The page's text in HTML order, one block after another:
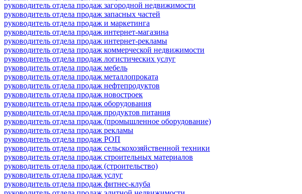
руководитель отдела продаж загородной недвижимости
руководитель отдела продаж запасных частей
руководитель отдела продаж и маркетинга
руководитель отдела продаж интернет-магазина
руководитель отдела продаж интернет-рекламы
руководитель отдела продаж коммерческой недвижимости
руководитель отдела продаж логистических услуг
руководитель отдела продаж мебель
руководитель отдела продаж металлопроката
руководитель отдела продаж нефтепродуктов
руководитель отдела продаж новостроек
руководитель отдела продаж оборудования
руководитель отдела продаж продуктов питания
руководитель отдела продаж (промышленное оборудование)
руководитель отдела продаж рекламы
руководитель отдела продаж РОП
руководитель отдела продаж сельскохозяйственной техники
руководитель отдела продаж строительных материалов
руководитель отдела продаж (строительство)
руководитель отдела продаж услуг
руководитель отдела продаж фитнес-клуба